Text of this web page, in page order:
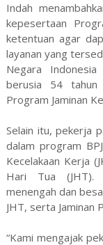
Indah
kepesertaan
ketentuan agar
layanan yang
Negara
berusia 54
Program Jaminan
Selain itu, pekerja
dalam program
Kecelakaan Kerja
Hari Tua (JHT).
menengah dan
JHT, serta Jaminan
“Kami mengajak